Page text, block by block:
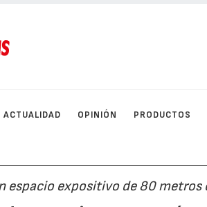
ACTUALIDAD OPINIÓN PRODUCTOS
espacio expositivo de 80 metros